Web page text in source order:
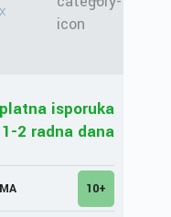
isporuka
1-2 radna dana
10+